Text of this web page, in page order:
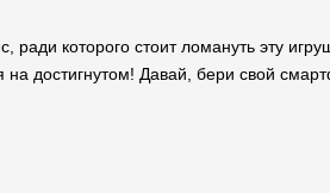
ради которого стоит ломануть эту
достигнутом! Давай, бери свой